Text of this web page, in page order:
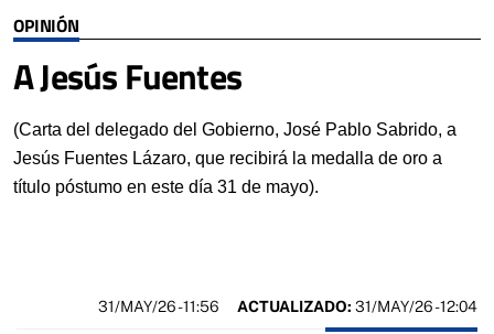
OPINIÓN
A Jesús Fuentes
(Carta del delegado del Gobierno, José Pablo Sabrido, a
Jesús Fuentes Lázaro, que recibirá la medalla de oro a
título póstumo en este día 31 de mayo).
31/MAY/26- 11:56 ACTUALIZADO: 31/MAY/26 - 12:04